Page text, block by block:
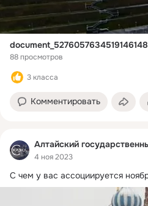
document_5276057634519146148
88 просмотров
3 класса
Комментировать
Алтайский
4 ноя 2023
С чем у вас ассоциируется